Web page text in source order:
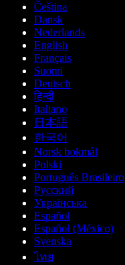
Čeština
Dansk
Nederlands
English
Français
Suomi
Deutsch
हिन्दी
Italiano
日本語
한국어
Norsk bokmål
Polski
Português Brasileiro
Русский
Українська
Español
Español (México)
Svenska
ไทย